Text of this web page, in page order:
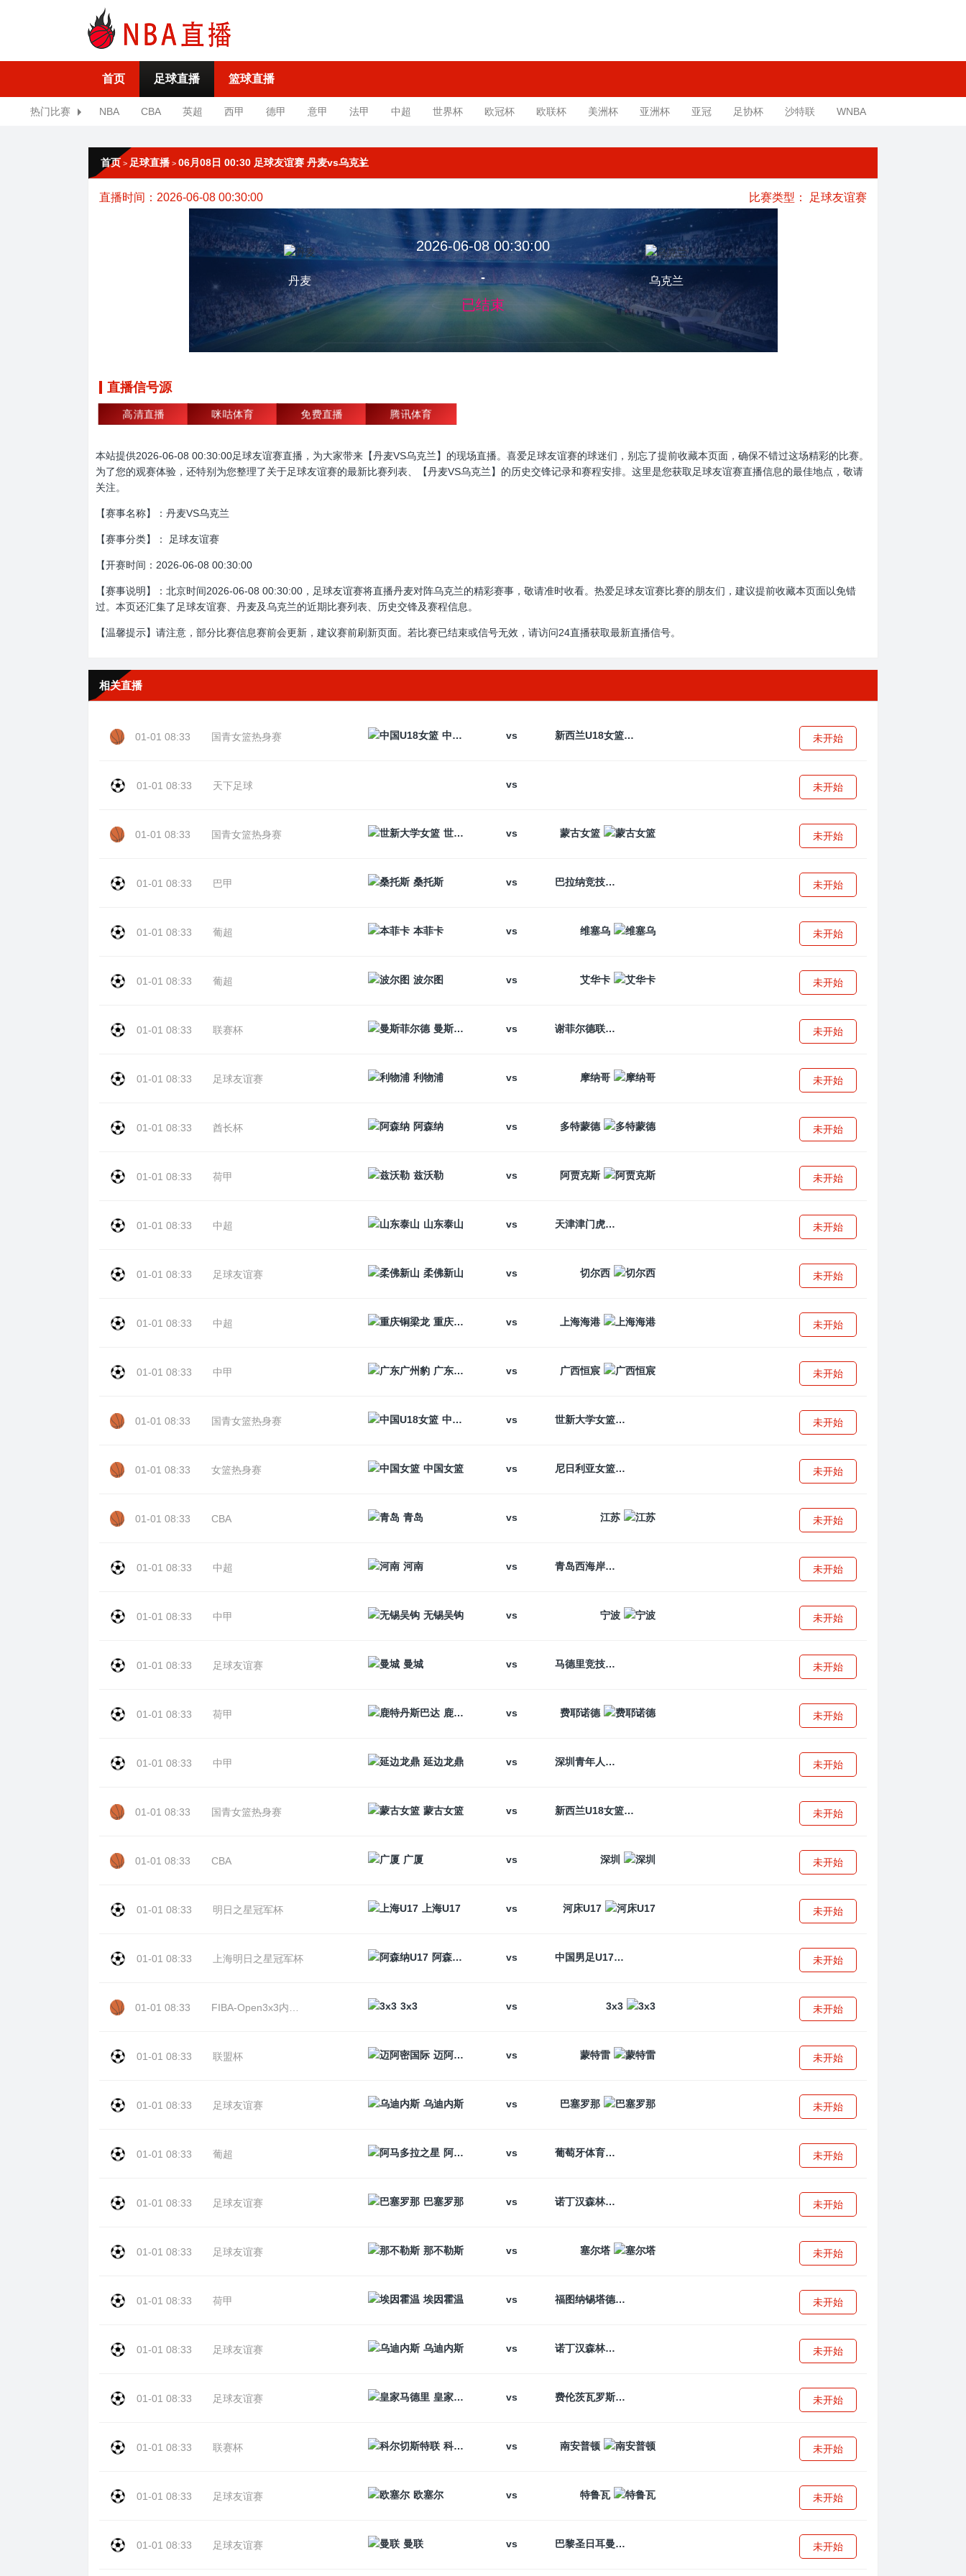
首页 足球直播 篮球直播
热门比赛 NBA CBA 英超 西甲 德甲 意甲 法甲 中超 世界杯 欧冠杯 欧联杯 美洲杯 亚洲杯 亚冠 足协杯 沙特联 WNBA
首页 > 足球直播 > 06月08日 00:30 足球友谊赛 丹麦vs乌克兰
直播时间：2026-06-08 00:30:00 比赛类型： 足球友谊赛
丹麦
2026-06-08 00:30:00
-
已结束
乌克兰
直播信号源
高清直播 咪咕体育 免费直播 腾讯体育
本站提供2026-06-08 00:30:00足球友谊赛直播，为大家带来【丹麦VS乌克兰】的现场直播。喜爱足球友谊赛的球迷们，别忘了提前收藏本页面，确保不错过这场精彩的比赛。
为了您的观赛体验，还特别为您整理了关于足球友谊赛的最新比赛列表、【丹麦VS乌克兰】的历史交锋记录和赛程安排。这里是您获取足球友谊赛直播信息的最佳地点，敬请
关注。
【赛事名称】：丹麦VS乌克兰
【赛事分类】： 足球友谊赛
【开赛时间：2026-06-08 00:30:00
【赛事说明】：北京时间2026-06-08 00:30:00，足球友谊赛将直播丹麦对阵乌克兰的精彩赛事，敬请准时收看。热爱足球友谊赛比赛的朋友们，建议提前收藏本页面以免错
过。本页还汇集了足球友谊赛、丹麦及乌克兰的近期比赛列表、历史交锋及赛程信息。
【温馨提示】请注意，部分比赛信息赛前会更新，建议赛前刷新页面。若比赛已结束或信号无效，请访问24直播获取最新直播信号。
相关直播
01-01 08:33 国青女篮热身赛 中国U18女篮 vs 新西兰U18女篮 未开始
01-01 08:33 天下足球 vs 未开始
01-01 08:33 国青女篮热身赛 世新大学女篮 vs 蒙古女篮 未开始
01-01 08:33 巴甲 桑托斯 vs 巴拉纳竞技 未开始
01-01 08:33 葡超 本菲卡 vs 维塞乌 未开始
01-01 08:33 葡超 波尔图 vs 艾华卡 未开始
01-01 08:33 联赛杯 曼斯菲尔德 vs 谢菲尔德联 未开始
01-01 08:33 足球友谊赛 利物浦 vs 摩纳哥 未开始
01-01 08:33 酋长杯 阿森纳 vs 多特蒙德 未开始
01-01 08:33 荷甲 兹沃勒 vs 阿贾克斯 未开始
01-01 08:33 中超 山东泰山 vs 天津津门虎 未开始
01-01 08:33 足球友谊赛 柔佛新山 vs 切尔西 未开始
01-01 08:33 中超 重庆铜梁龙 vs 上海海港 未开始
01-01 08:33 中甲 广东广州豹 vs 广西恒宸 未开始
01-01 08:33 国青女篮热身赛 中国U18女篮 vs 世新大学女篮 未开始
01-01 08:33 女篮热身赛 中国女篮 vs 尼日利亚女篮 未开始
01-01 08:33 CBA 青岛 vs 江苏 未开始
01-01 08:33 中超 河南 vs 青岛西海岸 未开始
01-01 08:33 中甲 无锡吴钩 vs 宁波 未开始
01-01 08:33 足球友谊赛 曼城 vs 马德里竞技 未开始
01-01 08:33 荷甲 鹿特丹斯巴达 vs 费耶诺德 未开始
01-01 08:33 中甲 延边龙鼎 vs 深圳青年人 未开始
01-01 08:33 国青女篮热身赛 蒙古女篮 vs 新西兰U18女篮 未开始
01-01 08:33 CBA 广厦 vs 深圳 未开始
01-01 08:33 明日之星冠军杯 上海U17 vs 河床U17 未开始
01-01 08:33 上海明日之星冠军杯 阿森纳U17 vs 中国男足U17 未开始
01-01 08:33 3x3 vs 3x3 未开始
01-01 08:33 联盟杯 迈阿密国际 vs 蒙特雷 未开始
01-01 08:33 足球友谊赛 乌迪内斯 vs 巴塞罗那 未开始
01-01 08:33 葡超 阿马多拉之星 vs 葡萄牙体育 未开始
01-01 08:33 足球友谊赛 巴塞罗那 vs 诺丁汉森林 未开始
01-01 08:33 足球友谊赛 那不勒斯 vs 塞尔塔 未开始
01-01 08:33 荷甲 埃因霍温 vs 福图纳锡塔德 未开始
01-01 08:33 足球友谊赛 乌迪内斯 vs 诺丁汉森林 未开始
01-01 08:33 足球友谊赛 皇家马德里 vs 费伦茨瓦罗斯 未开始
01-01 08:33 联赛杯 科尔切斯特联 vs 南安普顿 未开始
01-01 08:33 足球友谊赛 欧塞尔 vs 特鲁瓦 未开始
01-01 08:33 足球友谊赛 曼联 vs 巴黎圣日耳曼 未开始